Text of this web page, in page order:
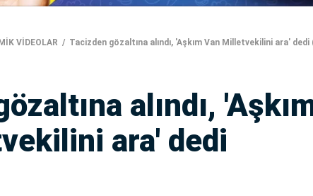
VİDEOLAR Tacizden gözaltına alındı, 'Aşkım Van Milletvekilini ara' dedi
alındı,
ara' dedi